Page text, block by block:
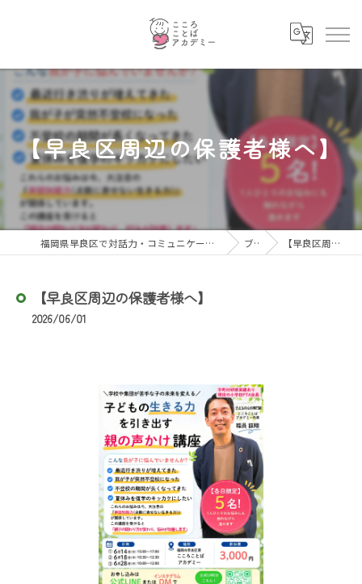
【早良区周辺の保護者様へ】
福岡県早良区で対話力・コミュニケーション力を育むならこころことばアカデミー ブログ 【早良区周辺の保護者様へ】
【早良区周辺の保護者様へ】
2026/06/01